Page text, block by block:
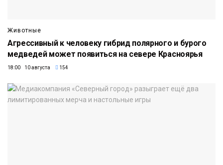
Животные
Агрессивный к человеку гибрид полярного и бурого
медведей может появиться на севере Красноярья
18:00 10 августа 154